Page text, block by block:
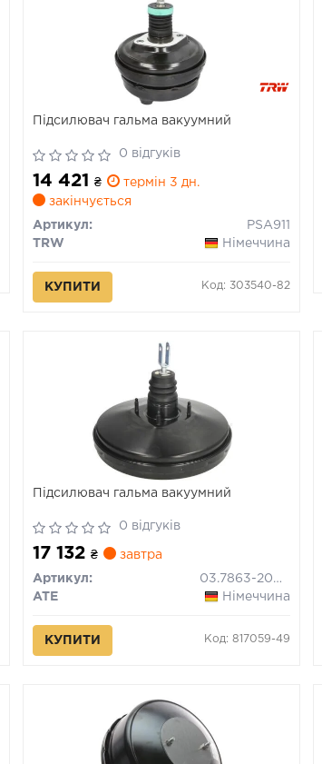
Підсилювач гальма вакуумний
0 відгуків
14 421₴
термін 3 дн.
закінчується
Артикул:
PSA911
TRW
Німеччина
КУПИТИ Код: 303540-82
Підсилювач гальма вакуумний
0 відгуків
17 132₴ завтра
Артикул:
03.7863-2002.4
ATE
Німеччина
КУПИТИ Код: 817059-49